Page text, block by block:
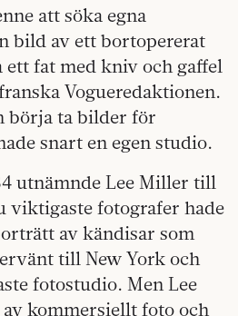
att söka egna
bild av ett bortopererat
ett fat med kniv och gaffel
Vogueredaktionen.
börja ta bilder för
snart en egen studio.
utnämnde Lee Miller till
viktigaste fotografer hade
av kändisar som
till New York och
fotostudio. Men Lee
kommersiellt foto och